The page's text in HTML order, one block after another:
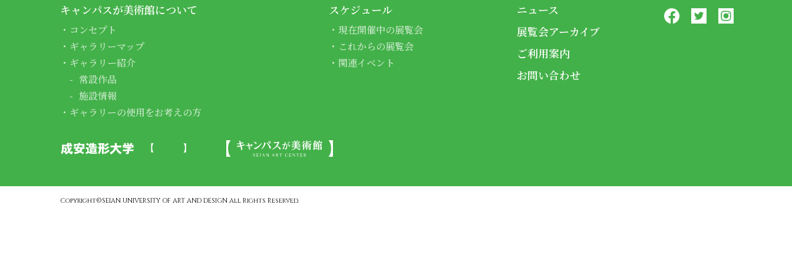
キャンパスが美術館について
コンセプト
ギャラリーマップ
ギャラリー紹介
常設作品
施設情報
ギャラリーの使用をお考えの方
スケジュール
現在開催中の展覧会
これからの展覧会
関連イベント
ニュース
展覧会アーカイブ
ご利用案内
お問い合わせ
Copyright©SEIAN UNIVERSITY OF ART AND DESIGN All Rights Reserved.